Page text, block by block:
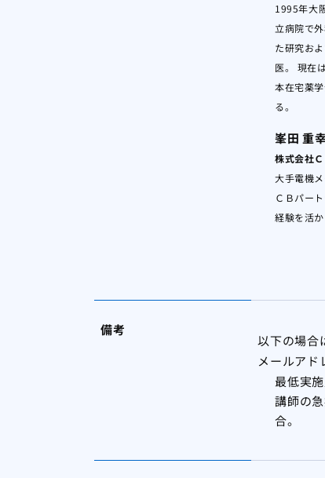
1995年大
立病院で
た研究お
医。 現在
本在宅薬
る。
峯田 重
株式会社
大手電機
ＣＢパー
経験を活
備考
以下の場合
メールアド
最低実
講師の
合。